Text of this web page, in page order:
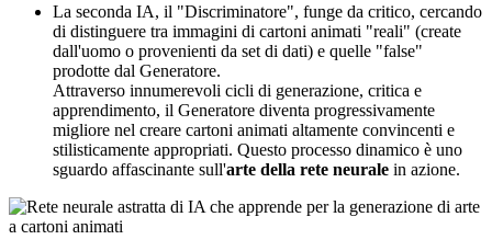
La seconda IA, il "Discriminatore", funge da critico, cercando
di distinguere tra immagini di cartoni animati "reali" (create
dall'uomo o provenienti da set di dati) e quelle "false"
prodotte dal Generatore.
Attraverso innumerevoli cicli di generazione, critica e
apprendimento, il Generatore diventa progressivamente
migliore nel creare cartoni animati altamente convincenti e
stilisticamente appropriati. Questo processo dinamico è uno
sguardo affascinante sull'arte della rete neurale in azione.